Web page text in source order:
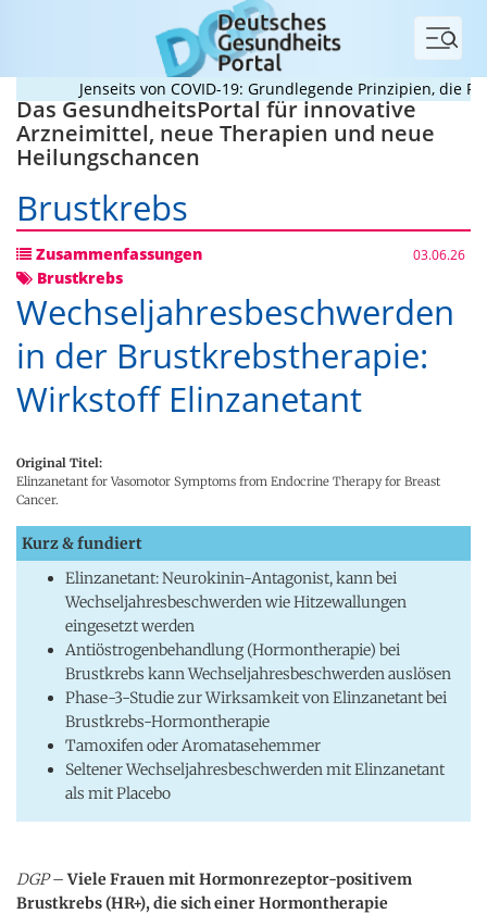
Menü
Jenseits von COVID-19: Grundlegende Prinzipien, die
Das GesundheitsPortal für innovative
Arzneimittel, neue Therapien und neue
Heilungschancen
Brustkrebs
Zusammenfassungen 03.06.26
Brustkrebs
Wechseljahresbeschwerden
in der Brustkrebstherapie:
Wirkstoff Elinzanetant
Original Titel:
Elinzanetant for Vasomotor Symptoms from Endocrine Therapy for Breast
Cancer.
Kurz & fundiert
Elinzanetant: Neurokinin-Antagonist, kann bei
Wechseljahresbeschwerden wie Hitzewallungen
eingesetzt werden
Antiöstrogenbehandlung (Hormontherapie) bei
Brustkrebs kann Wechseljahresbeschwerden auslösen
Phase-3-Studie zur Wirksamkeit von Elinzanetant bei
Brustkrebs-Hormontherapie
Tamoxifen oder Aromatasehemmer
Seltener Wechseljahresbeschwerden mit Elinzanetant
als mit Placebo
DGP–Viele Frauen mit Hormonrezeptor-positivem
Brustkrebs (HR+), die sich einer Hormontherapie